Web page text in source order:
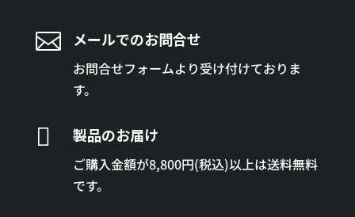
 メールでのお問合せ
お問合せフォームより受け付けておりま
す。
 製品のお届け
ご購入金額が8,800円(税込)以上は送料無料
です。